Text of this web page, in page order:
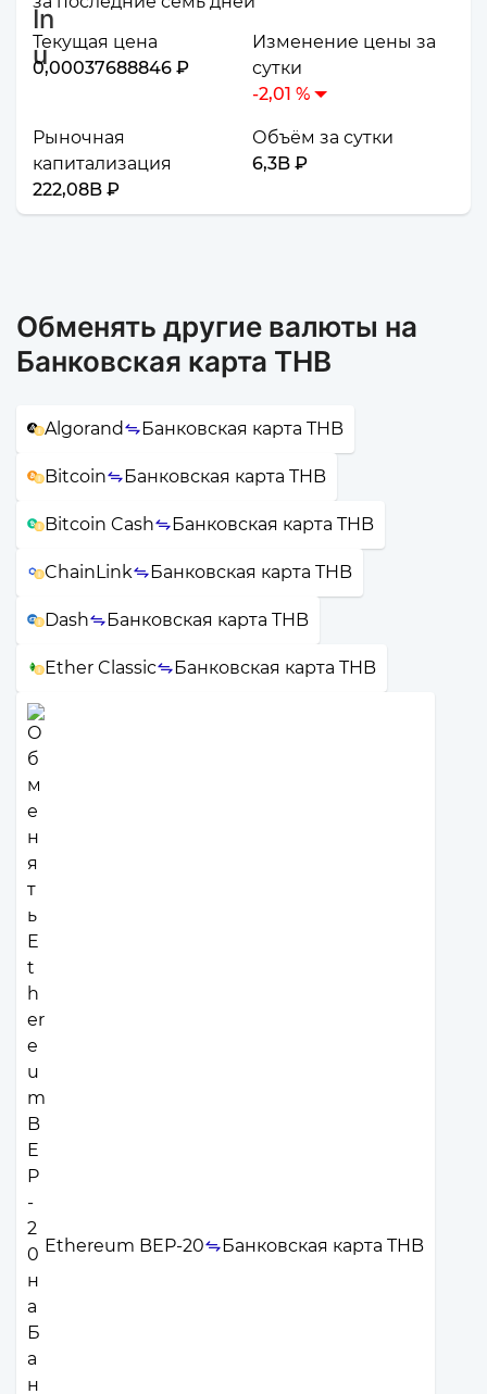
Текущая цена
0,00037688846 ₽
Изменение цены за
сутки
-2,01 %
Рыночная
капитализация
222,08B ₽
Объём за сутки
6,3B ₽
Обменять другие валюты на
Банковская карта THB
Algorand Банковская карта THB
Bitcoin Банковская карта THB
Bitcoin Cash Банковская карта THB
ChainLink Банковская карта THB
Dash Банковская карта THB
Ether Classic Банковская карта THB
Ethereum BEP-20 Банковская карта THB